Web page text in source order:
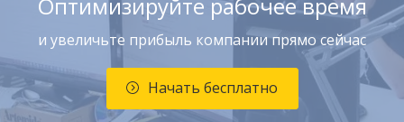
и увеличьте прибыль компании прямо сейчас
Начать бесплатно